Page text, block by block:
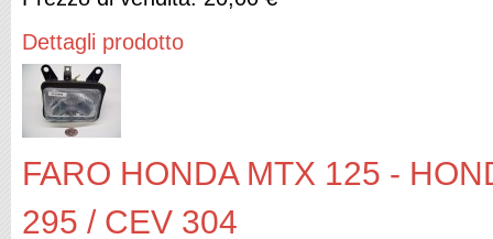
Dettagli prodotto
FARO HONDA MTX 125 -
295 / CEV 304